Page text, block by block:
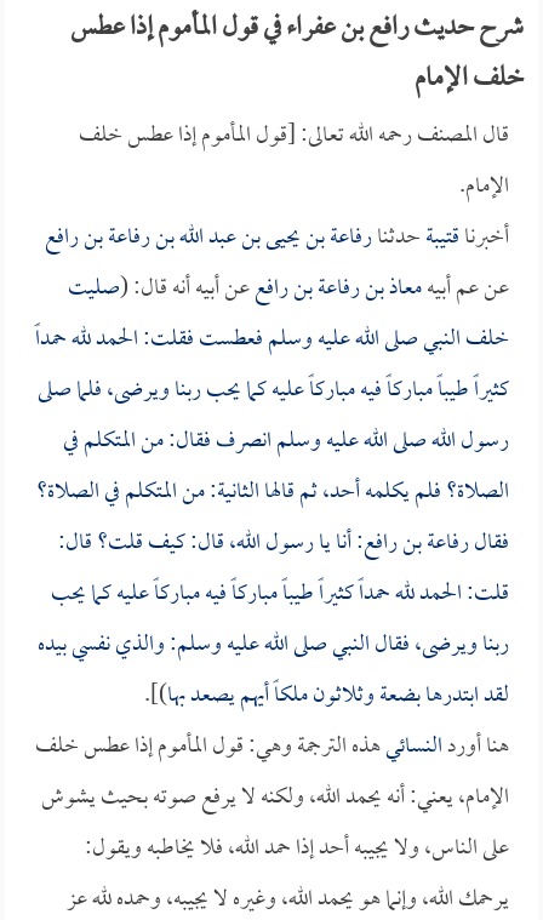
شرح حديث رافع بن عفراء في قول المأموم إذا عطس
خلف الإمام
قال المصنف رحمه الله تعالى: [قول المأموم إذا عطس خلف
الإمام.
أخبرناقتيبةحدثنارفاعة بن يحيى بن عبد الله بن رفاعة بن رافع
عن عم أبيهمعاذ بن رفاعة بن رافععن أبيه أنه قال: (صليت
خلف النبي صلى الله عليه وسلم فعطست فقلت: الحمد لله حمداً
كثيراً طيباً مباركاً فيه مباركاً عليه كما يحب ربنا ويرضى، فلما صلى
رسول الله صلى الله عليه وسلم انصرف فقال: من المتكلم في
الصلاة؟ فلم يكلمه أحد، ثم قالها الثانية: من المتكلم في الصلاة؟
فقالرفاعة بن رافع: أنا يا رسول الله، قال: كيف قلت؟ قال:
قلت: الحمد لله حمداً كثيراً طيباً مباركاً فيه مباركاً عليه كما يحب
ربنا ويرضى، فقال النبي صلى الله عليه وسلم: والذي نفسي بيده
لقد ابتدرها بضعة وثلاثون ملكاً أيهم يصعد بها)].
هنا أوردالنسائيهذه الترجمة وهي: قول المأموم إذا عطس خلف
الإمام، يعني: أنه يحمد الله، ولكنه لا يرفع صوته بحيث يشوش
على الناس، ولا يجيبه أحد إذا حمد الله، فلا يخاطبه ويقول:
يرحمك الله، وإنما هو يحمد الله، وغيره لا يجيبه، وحمده لله عز